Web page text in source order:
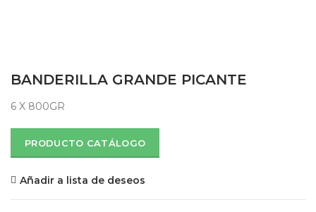
BANDERILLA GRANDE PICANTE
6 X 800GR
PRODUCTO CATÁLOGO
Añadir a lista de deseos